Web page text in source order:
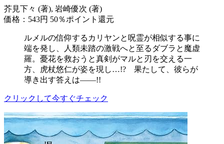
芥見下々 (著), 岩崎優次 (著)
価格：543円 50％ポイント還元
ルメルの信仰するカリヤンと呪霊が相似する事に
端を発し、人類未踏の激戦へと至るダブラと魔虚
羅。憂花を救おうと真剣がマルと刃を交える一
方、虎杖悠仁が姿を現し…!? 果たして、彼らが
導き出す答えは――!!
クリックして今すぐチェック